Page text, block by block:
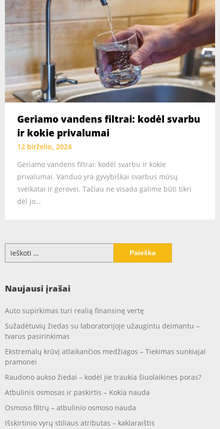
Geriamo vandens filtrai: kodėl svarbu
ir kokie privalumai
12 birželio, 2024
Geriamo vandens filtrai: kodėl svarbu ir kokie
privalumai. Vanduo yra gyvybiškai svarbus mūsų
sveikatai ir gerovei. Tačiau ne visada galime būti tikri
dėl jo…
Ieškoti:
Naujausi įrašai
Auto supirkimas turi realią finansinę vertę
Sužadėtuvių žiedas su laboratorijoje užaugintu deimantu –
tvarus pasirinkimas
Ekstremalų krūvį atlaikančios medžiagos – Tiekimas sunkiajai
pramonei
Raudono aukso žiedai – kodėl jie traukia šiuolaikines poras?
Atbulinis osmosas ir paskirtis – Kokia nauda
Osmoso filtrų – atbulinio osmoso nauda
Išskirtinio vyrų stiliaus atributas – kaklaraištis